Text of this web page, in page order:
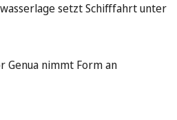
setzt Schifffahrt unter
Genua nimmt Form an